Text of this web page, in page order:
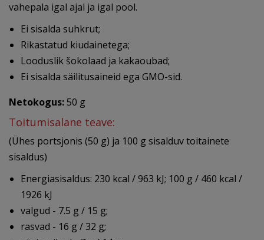
vahepala igal ajal ja igal pool.
Ei sisalda suhkrut;
Rikastatud kiudainetega;
Looduslik šokolaad ja kakaoubad;
Ei sisalda säilitusaineid ega GMO-sid.
Netokogus:50 g
Toitumisalane teave:
(Ühes portsjonis (50 g) ja 100 g sisalduv toitainete
sisaldus)
Energiasisaldus: 230 kcal / 963 kJ; 100 g / 460 kcal /
1926 kJ
valgud - 7.5 g / 15 g;
rasvad - 16 g / 32 g;